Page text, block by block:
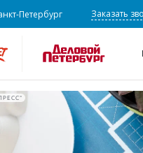
Петербург Заказать